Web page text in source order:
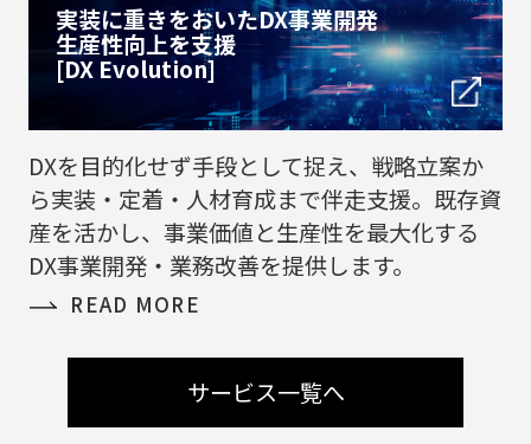
実装に重きをおいたDX事業開発
生産性向上を支援
[DX Evolution]
DXを目的化せず手段として捉え、戦略立案か
ら実装・定着・人材育成まで伴走支援。既存資
産を活かし、事業価値と生産性を最大化する
DX事業開発・業務改善を提供します。
READ MORE
サービス一覧へ